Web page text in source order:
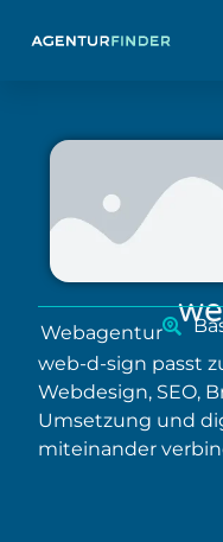
Webagentur
web-d-sign passt
Webdesign, SEO,
Umsetzung und
miteinander